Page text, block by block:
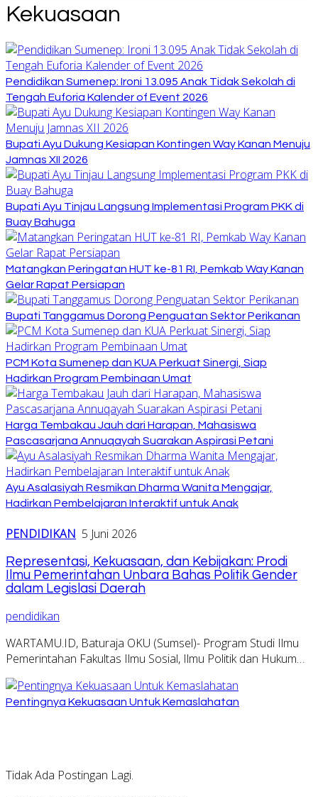
Kekuasaan
Pendidikan Sumenep: Ironi 13.095 Anak Tidak Sekolah di
Tengah Euforia Kalender of Event 2026
Bupati Ayu Dukung Kesiapan Kontingen Way Kanan Menuju
Jamnas XII 2026
Bupati Ayu Tinjau Langsung Implementasi Program PKK di
Buay Bahuga
Matangkan Peringatan HUT ke-81 RI, Pemkab Way Kanan
Gelar Rapat Persiapan
Bupati Tanggamus Dorong Penguatan Sektor Perikanan
PCM Kota Sumenep dan KUA Perkuat Sinergi, Siap
Hadirkan Program Pembinaan Umat
Harga Tembakau Jauh dari Harapan, Mahasiswa
Pascasarjana Annuqayah Suarakan Aspirasi Petani
Ayu Asalasiyah Resmikan Dharma Wanita Mengajar,
Hadirkan Pembelajaran Interaktif untuk Anak
PENDIDIKAN 5 Juni 2026
Representasi, Kekuasaan, dan Kebijakan: Prodi
Ilmu Pemerintahan Unbara Bahas Politik Gender
dalam Legislasi Daerah
pendidikan
WARTAMU.ID, Baturaja OKU (Sumsel)- Program Studi Ilmu
Pemerintahan Fakultas Ilmu Sosial, Ilmu Politik dan Hukum…
Pentingnya Kekuasaan Untuk Kemaslahatan
Tidak Ada Postingan Lagi.